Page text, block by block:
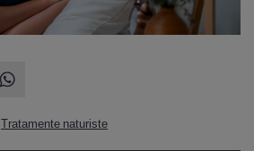
Tratamente naturiste